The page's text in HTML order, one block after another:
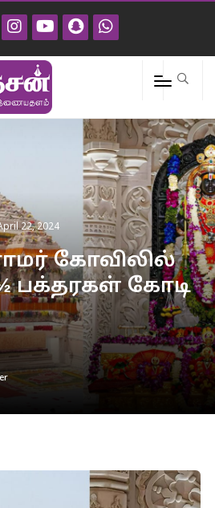
22, 2024
கோவிலில்
பக்தரகள் கோடி